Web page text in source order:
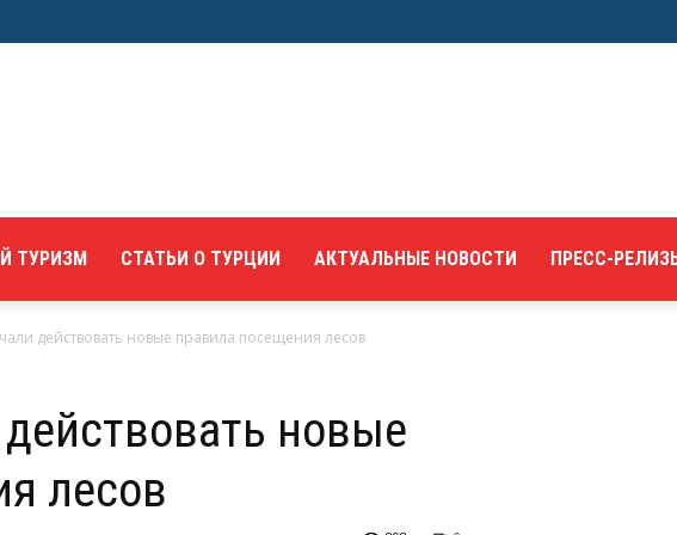
ТУРИЗМ СТАТЬИ О ТУРЦИИ АКТУАЛЬНЫЕ НОВОСТИ ПРЕСС-
действовать новые правила посещения лесов
новые
лесов